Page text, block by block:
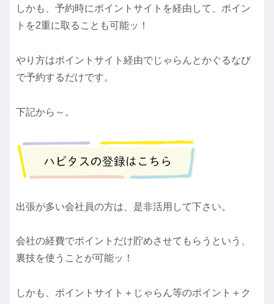
しかも、予約時にポイントサイトを経由して、ポイン
トを2重に取ることも可能ッ！
やり方はポイントサイト経由でじゃらんとかぐるなび
で予約するだけです。
下記から～。
出張が多い会社員の方は、是非活用して下さい。
会社の経費でポイントだけ貯めさせてもらうという、
裏技を使うことが可能ッ！
しかも、ポイントサイト＋じゃらん等のポイント＋ク